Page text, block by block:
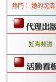
熱門： 她的沈清
知青頻道